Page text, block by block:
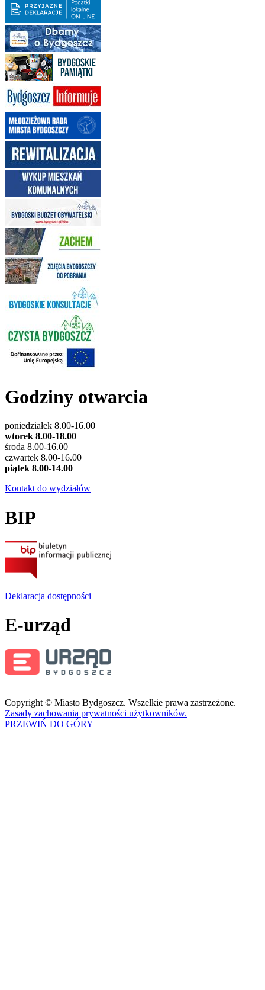
Godziny otwarcia
poniedziałek 8.00-16.00
wtorek 8.00-18.00
środa 8.00-16.00
czwartek 8.00-16.00
piątek 8.00-14.00
Kontakt do wydziałów
BIP
Deklaracja dostępności
E-urząd
Copyright © Miasto Bydgoszcz. Wszelkie prawa zastrzeżone.
Zasady zachowania prywatności użytkowników.
PRZEWIŃ DO GÓRY